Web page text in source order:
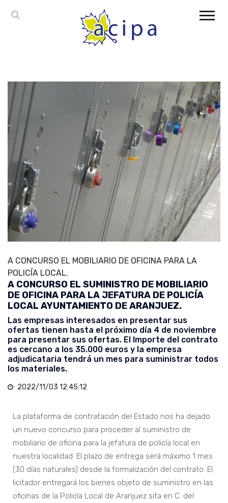
A CONCURSO EL MOBILIARIO DE OFICINA PARA LA
POLICÍA LOCAL.
A CONCURSO EL SUMINISTRO DE MOBILIARIO
DE OFICINA PARA LA JEFATURA DE POLICÍA
LOCAL AYUNTAMIENTO DE ARANJUEZ.
Las empresas interesados en presentar sus
ofertas tienen hasta el próximo día 4 de noviembre
para presentar sus ofertas. El Importe del contrato
es cercano a los 35.000 euros y la empresa
adjudicataria tendrá un mes para suministrar todos
los materiales.
2022/11/03 12:45:12
La plataforma de contratación del Estado nos ha dejado
un nuevo concurso para proceder al suministro de
mobiliario de oficina para la jefatura de policía local en
nuestra localidad. El plazo de entrega será máximo 1 mes
(30 días naturales) desde la formalización del contrato. El
licitador entregará los bienes objeto de suministro en las
oficinas de la Policía Local de Aranjuez sita en C. del